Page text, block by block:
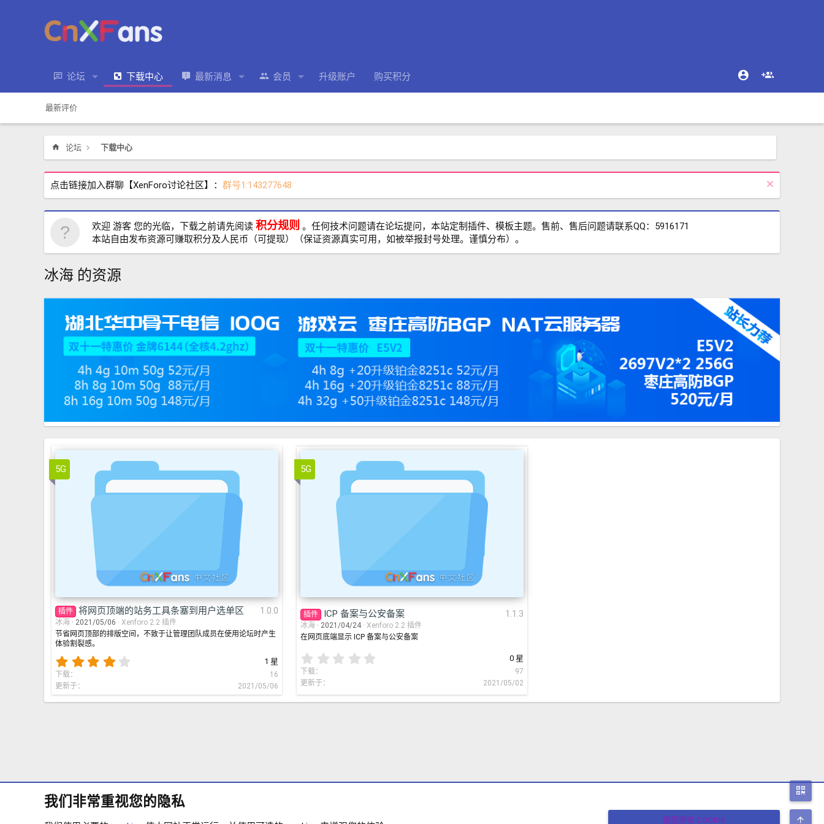
论坛 下载中心 最新消息 会员 升级账户 购买积分
最新评价
论坛 下载中心
点击链接加入群聊【XenForo讨论社区】： 群号1:143277648
欢迎 游客 您的光临，下载之前请先阅读 积分规则 。任何技术问题请在论坛提问，本站定制插件、模板主题。售前、售后问题请联系QQ：5916171
本站自由发布资源可赚取积分及人民币（可提现）（保证资源真实可用，如被举报封号处理。谨慎分布）。
冰海 的资源
5G
页顶端的站务工具条塞到用户选单区
1.0.0
插件 将网页顶端的站务工具条塞到用户选单区 1.0.0
冰海 2021/05/06
Xenforo 2.2 插件
节省网页顶部的排版空间，不致于让管理团队成员在使用论坛时产生
体验割裂感。
0
星
1 星
下载
16
更新于
2021/05/06
5G
ICP 备案与公安备案
插件 ICP 备案与公安备案 1.1.3
冰海 2021/04/24
Xenforo 2.2 插件
在网页底端显示 ICP 备案与公安备案
星
0 星
下载
97
更新于
2021/05/02
我们非常重视您的隐私
接受所有 COOKIE